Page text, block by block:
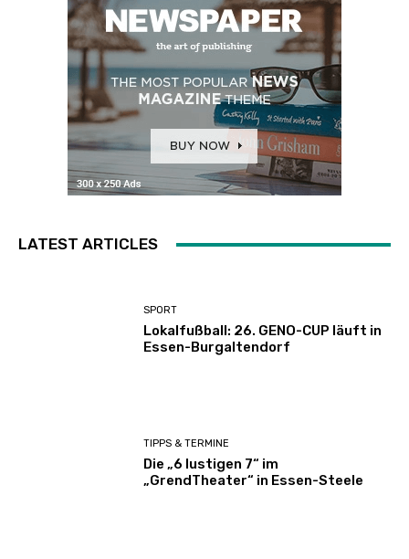
LATEST ARTICLES
SPORT
Lokalfußball: 26. GENO-CUP läuft in
Essen-Burgaltendorf
TIPPS & TERMINE
Die „6 lustigen 7“ im
„GrendTheater“ in Essen-Steele